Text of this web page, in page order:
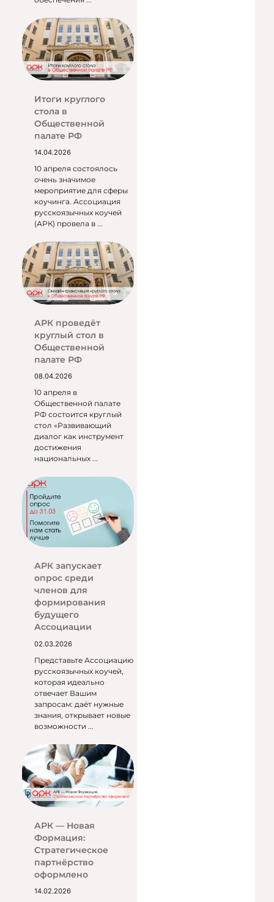
Итоги круглого
стола в
Общественной
палате РФ
14.04.2026
10 апреля состоялось
очень значимое
мероприятие для сферы
коучинга. Ассоциация
русскоязычных коучей
(АРК) провела в ...
АРК проведёт
круглый стол в
Общественной
палате РФ
08.04.2026
10 апреля в
Общественной палате
РФ состоится круглый
стол «Развивающий
диалог как инструмент
достижения
национальных ...
АРК запускает
опрос среди
членов для
формирования
будущего
Ассоциации
02.03.2026
Представьте Ассоциацию
русскоязычных коучей,
которая идеально
отвечает Вашим
запросам: даёт нужные
знания, открывает новые
возможности ...
АРК — Новая
Формация:
Стратегическое
партнёрство
оформлено
14.02.2026